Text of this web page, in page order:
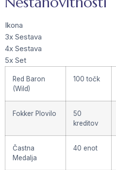
Ikona
3x Sestava
4x Sestava
5x Set
Red Baron
(Wild)
100 točk
Fokker Plovilo
50
kreditov
Častna
Medalja
40 enot